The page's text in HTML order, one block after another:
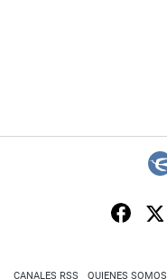
CANALES RSS QUIENES SOMOS